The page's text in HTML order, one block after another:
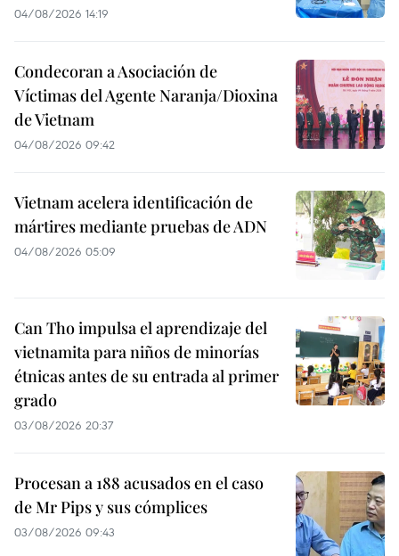
04/08/2026 14:19
Condecoran a Asociación de
Víctimas del Agente Naranja/Dioxina
de Vietnam
04/08/2026 09:42
Vietnam acelera identificación de
mártires mediante pruebas de ADN
04/08/2026 05:09
Can Tho impulsa el aprendizaje del
vietnamita para niños de minorías
étnicas antes de su entrada al primer
grado
03/08/2026 20:37
Procesan a 188 acusados en el caso
de Mr Pips y sus cómplices
03/08/2026 09:43